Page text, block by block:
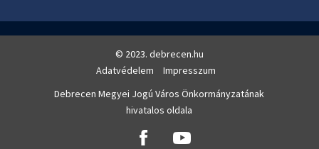
© 2023. debrecen.hu
Adatvédelem
Impresszum
Debrecen Megyei Jogú Város Önkormányzatának
hivatalos oldala